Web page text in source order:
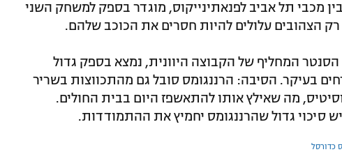
מכבי תל אביב לפנאתינייקוס, מוגדר בספק למשחק השני
הצהובים עלולים להיות חסרים את הכוכב שלהם.
הסנטר המחליף של הקבוצה היוונית, נמצא בספק גדול
בעיקר. הסיבה: הרננגומס סובל גם מהתכווצות בשריר
מה שאילץ אותו להתאשפז היום בבית החולים.
גדול שהרננגומס יחמיץ את ההתמודדות.
כדורסל